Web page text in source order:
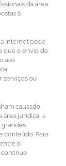
da área
à
internet pode
que o envio de
aos
serviços ou
causado
área jurídica, a
grandes
conteúdo. Para
o
continue